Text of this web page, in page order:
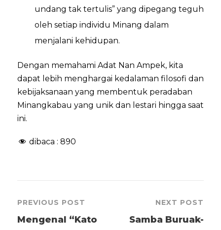
undang tak tertulis” yang dipegang teguh
oleh setiap individu Minang dalam
menjalani kehidupan.
Dengan memahami Adat Nan Ampek, kita
dapat lebih menghargai kedalaman filosofi dan
kebijaksanaan yang membentuk peradaban
Minangkabau yang unik dan lestari hingga saat
ini.
dibaca : 890
PREVIOUS POST
Mengenal “Kato
NEXT POST
Samba Buruak-